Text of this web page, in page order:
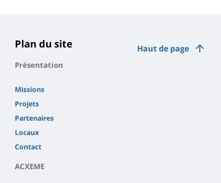
Haut de page
Plan du site
Présentation
Missions
Projets
Partenaires
Locaux
Contact
ACXEME